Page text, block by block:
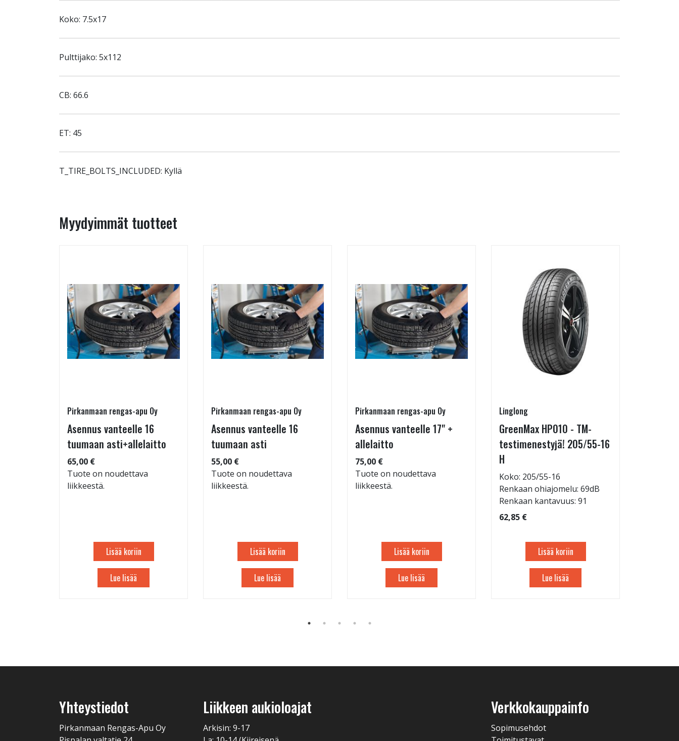
Koko: 7.5x17
Pulttijako: 5x112
CB: 66.6
ET: 45
T_TIRE_BOLTS_INCLUDED: Kyllä
Myydyimmät tuotteet
Pirkanmaan rengas-apu Oy
Asennus vanteelle 16
tuumaan asti+allelaitto
65,00 €
Tuote on noudettava
liikkeestä.
Lisää koriin
Lue lisää
Pirkanmaan rengas-apu Oy
Asennus vanteelle 16
tuumaan asti
55,00 €
Tuote on noudettava
liikkeestä.
Lisää koriin
Lue lisää
Pirkanmaan rengas-apu Oy
Asennus vanteelle 17" +
allelaitto
75,00 €
Tuote on noudettava
liikkeestä.
Lisää koriin
Lue lisää
Linglong
GreenMax HP010 - TM-
testimenestyjä! 205/55-16
H
Koko: 205/55-16
Renkaan ohiajomelu: 69dB
Renkaan kantavuus: 91
62,85 €
Lisää koriin
Lue lisää
Yhteystiedot
Pirkanmaan Rengas-Apu Oy
Liikkeen aukioloajat
Arkisin: 9-17
Verkkokauppainfo
Sopimusehdot